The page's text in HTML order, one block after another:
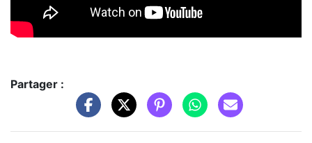
Partager :